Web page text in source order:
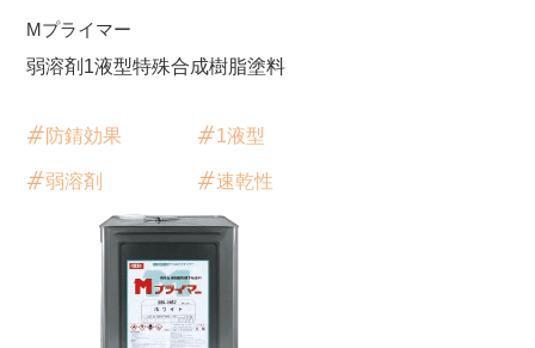
Mプライマー
弱溶剤1液型特殊合成樹脂塗料
防錆効果 1液型
弱溶剤 速乾性